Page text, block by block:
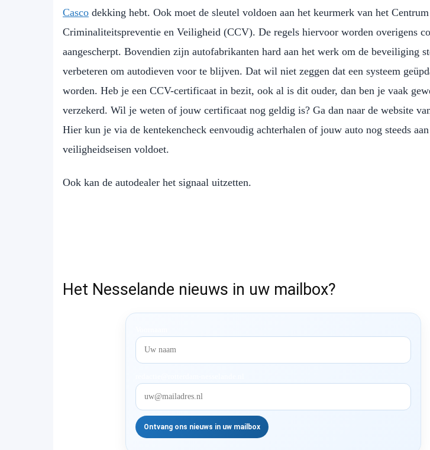
Casco dekking hebt. Ook moet de sleutel voldoen aan het keurmerk van het
Criminaliteitspreventie en Veiligheid (CCV). De regels hiervoor worden overigens
aangescherpt. Bovendien zijn autofabrikanten hard aan het werk om de beveiliging
verbeteren om autodieven voor te blijven. Dat wil niet zeggen dat een systeem
worden. Heb je een CCV-certificaat in bezit, ook al is dit ouder, dan ben je vaak
verzekerd. Wil je weten of jouw certificaat nog geldig is? Ga dan naar de website
Hier kun je via de kentekencheck eenvoudig achterhalen of jouw auto nog steeds
veiligheidseisen voldoet.
Ook kan de autodealer het signaal uitzetten.
Het Nesselande nieuws in uw mailbox?